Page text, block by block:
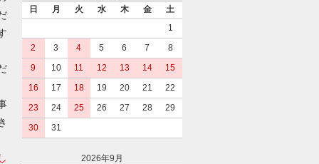
日
月 火 水 木 金
土
1
2
3 4 5 6 7
8
9
10 11 12 13 14
15
16
17 18 19 20 21
22
23
24 25 26 27 28
29
30
31
2026年9月